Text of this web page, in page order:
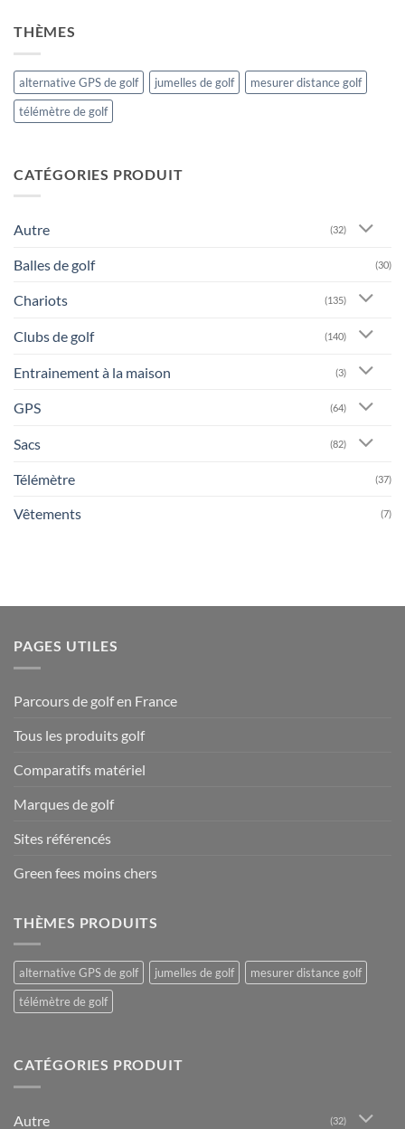
THÈMES
alternative GPS de golf jumelles de golf
mesurer distance golf
télémètre de golf
CATÉGORIES PRODUIT
Autre (32)
Balles de golf (30)
Chariots (135)
Clubs de golf (140)
Entrainement à la maison (3)
GPS (64)
Sacs (82)
Télémètre (37)
Vêtements (7)
PAGES UTILES
Parcours de golf en France
Tous les produits golf
Comparatifs matériel
Marques de golf
Sites référencés
Green fees moins chers
THÈMES PRODUITS
alternative GPS de golf jumelles de golf
mesurer distance golf
télémètre de golf
CATÉGORIES PRODUIT
Autre (32)